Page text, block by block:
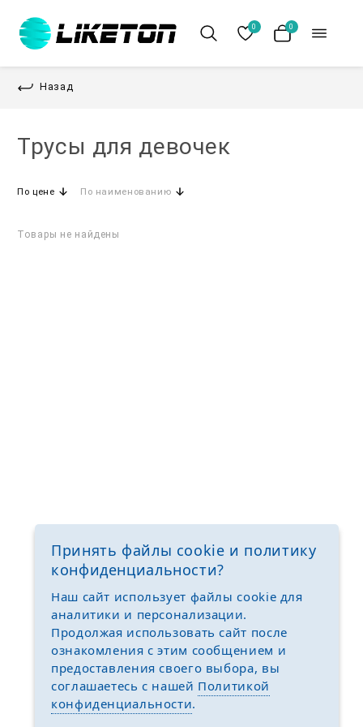
0 0
Назад
Трусы для девочек
По цене По наименованию
Товары не найдены
Принять файлы cookie и политику
конфиденциальности?
Наш сайт использует файлы cookie для
аналитики и персонализации.
Продолжая использовать сайт после
ознакомления с этим сообщением и
предоставления своего выбора, вы
соглашаетесь с нашей Политикой
конфиденциальности.